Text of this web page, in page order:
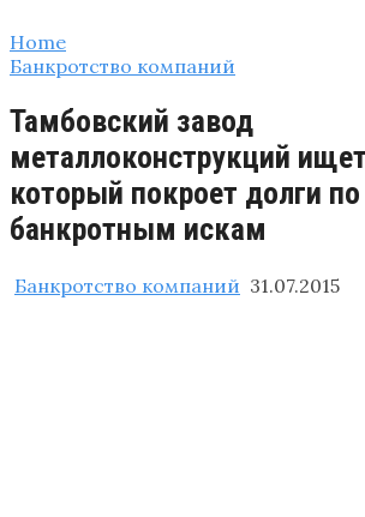
Home
Банкротство компаний
Тамбовский завод
металлоконструкций
который покроет долги по
банкротным искам
Банкротство компаний 31.07.2015